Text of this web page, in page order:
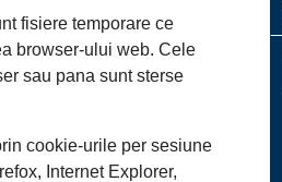
fisiere temporare ce
browser-ului web. Cele
sau pana sunt sterse
cookie-urile per sesiune
Internet Explorer,